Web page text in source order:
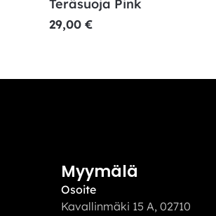
Teräsuoja Pink
29,00 €
Myymälä
Osoite
Kavallinmäki 15 A, 02710